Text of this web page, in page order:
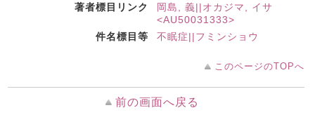
著者標目リンク
岡島, 義||オカジマ, イサ
<AU50031333>
件名標目等
不眠症||フミンショウ
このページのTOPへ
前の画面へ戻る